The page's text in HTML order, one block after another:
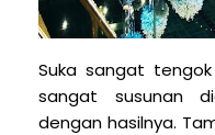
Suka sangat
sangat susunan
dengan hasilnya.